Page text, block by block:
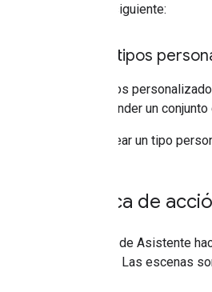
haz lo siguiente:
Crea tipos
Los tipos
comprender un
Para crear un tipo
Lógica de
La CLN de Asistente
escena. Las escenas